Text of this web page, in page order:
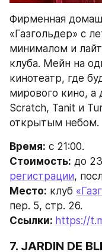
Фирменная
«Газгольдер» с
минималом и
клуба. Мейн на
кинотеатр, где
мирового кино, а
Scratch, Tanit и
открытым небом.
Время: с 21:00.
Стоимость: до
регистрации,
Место: клуб
пер. 5, стр. 26.
Ссылки: https://
7. JARDIN DE